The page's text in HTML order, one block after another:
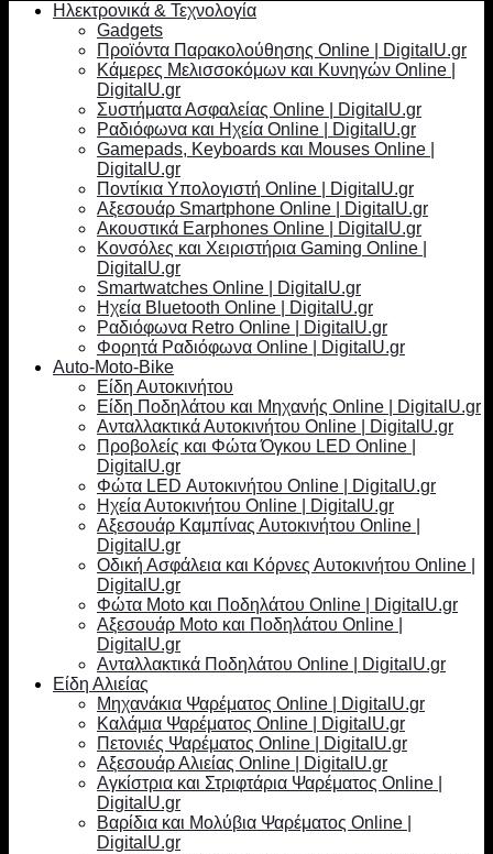
Ηλεκτρονικά & Τεχνολογία
Gadgets
Προϊόντα Παρακολούθησης Online | DigitalU.gr
Κάμερες Μελισσοκόμων και Κυνηγών Online |
DigitalU.gr
Συστήματα Ασφαλείας Online | DigitalU.gr
Ραδιόφωνα και Ηχεία Online | DigitalU.gr
Gamepads, Keyboards και Mouses Online |
DigitalU.gr
Ποντίκια Υπολογιστή Online | DigitalU.gr
Αξεσουάρ Smartphone Online | DigitalU.gr
Ακουστικά Earphones Online | DigitalU.gr
Κονσόλες και Χειριστήρια Gaming Online |
DigitalU.gr
Smartwatches Online | DigitalU.gr
Ηχεία Bluetooth Online | DigitalU.gr
Ραδιόφωνα Retro Online | DigitalU.gr
Φορητά Ραδιόφωνα Online | DigitalU.gr
Auto-Moto-Bike
Είδη Αυτοκινήτου
Είδη Ποδηλάτου και Μηχανής Online | DigitalU.gr
Ανταλλακτικά Αυτοκινήτου Online | DigitalU.gr
Προβολείς και Φώτα Όγκου LED Online |
DigitalU.gr
Φώτα LED Αυτοκινήτου Online | DigitalU.gr
Ηχεία Αυτοκινήτου Online | DigitalU.gr
Αξεσουάρ Καμπίνας Αυτοκινήτου Online |
DigitalU.gr
Οδική Ασφάλεια και Κόρνες Αυτοκινήτου Online |
DigitalU.gr
Φώτα Moto και Ποδηλάτου Online | DigitalU.gr
Αξεσουάρ Moto και Ποδηλάτου Online |
DigitalU.gr
Ανταλλακτικά Ποδηλάτου Online | DigitalU.gr
Είδη Αλιείας
Μηχανάκια Ψαρέματος Online | DigitalU.gr
Καλάμια Ψαρέματος Online | DigitalU.gr
Πετονιές Ψαρέματος Online | DigitalU.gr
Αξεσουάρ Αλιείας Online | DigitalU.gr
Αγκίστρια και Στριφτάρια Ψαρέματος Online |
DigitalU.gr
Βαρίδια και Μολύβια Ψαρέματος Online |
DigitalU.gr